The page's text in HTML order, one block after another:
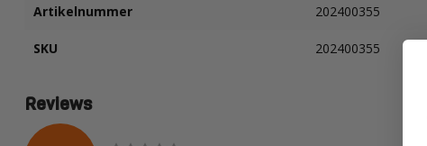
Artikelnummer 202400355
SKU 202400355
Reviews